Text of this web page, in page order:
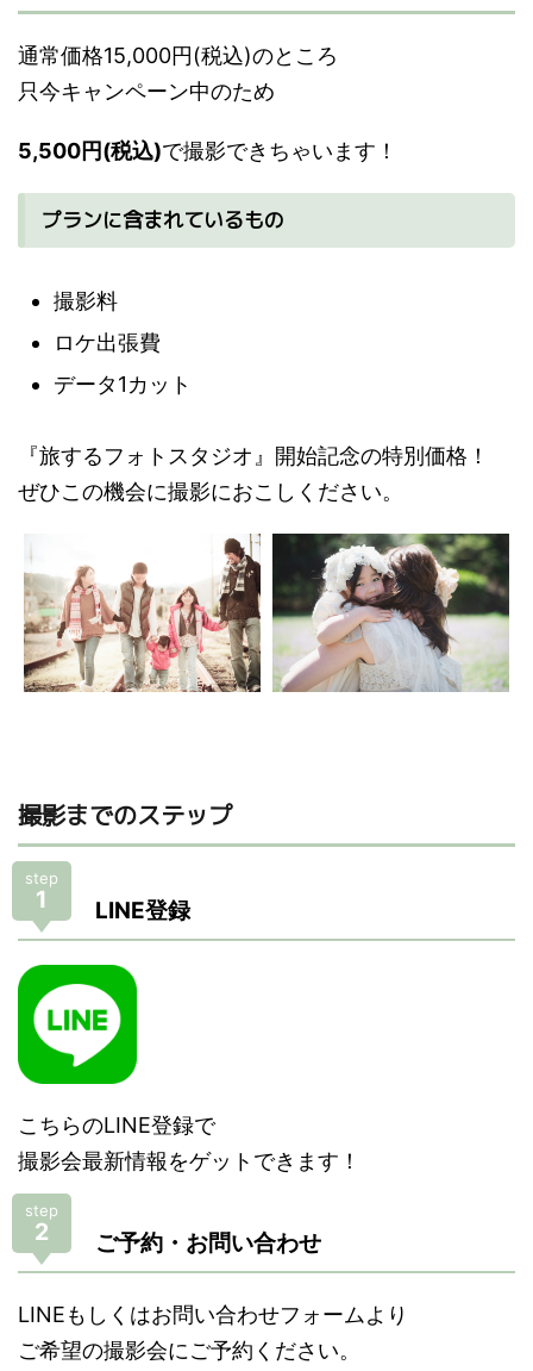
通常価格15,000円(税込)のところ
只今キャンペーン中のため
5,500円(税込)で撮影できちゃいます！
プランに含まれているもの
撮影料
ロケ出張費
データ1カット
『旅するフォトスタジオ』開始記念の特別価格！
ぜひこの機会に撮影におこしください。
撮影までのステップ
step
1 LINE登録
こちらのLINE登録で
撮影会最新情報をゲットできます！
step
2 ご予約・お問い合わせ
LINEもしくはお問い合わせフォームより
ご希望の撮影会にご予約ください。